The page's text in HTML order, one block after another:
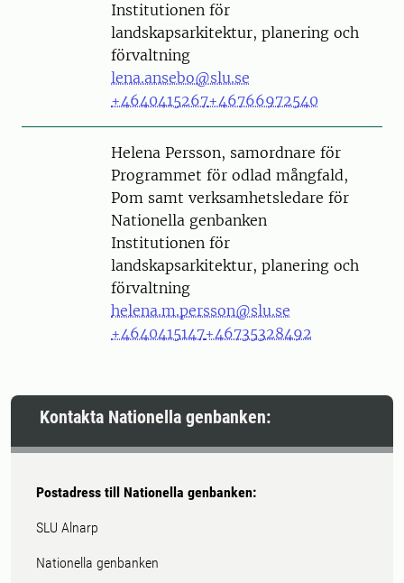
Institutionen för
landskapsarkitektur, planering och
förvaltning
lena.ansebo@slu.se
+4640415267+46766972540
PersonHelena Persson, samordnare för
Programmet för odlad mångfald,
Pom samt verksamhetsledare för
Nationella genbanken
Institutionen för
landskapsarkitektur, planering och
förvaltning
helena.m.persson@slu.se
+4640415147+46735328492
Kontakta Nationella genbanken:
Postadress till Nationella genbanken:
SLU Alnarp
Nationella genbanken